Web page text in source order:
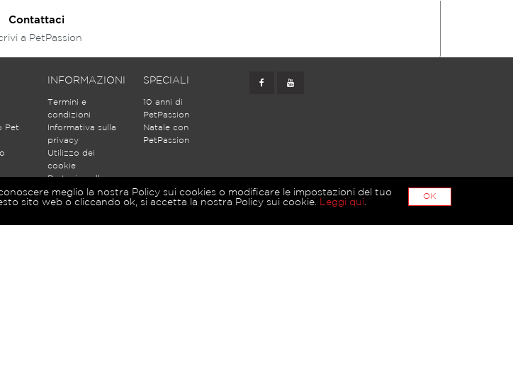
Contattaci
a PetPassion
Pet
INFORMAZIONI
Termini e
condizioni
Informativa sulla
privacy
Utilizzo dei
cookie
Partecipa alle
discussioni
Iscriviti
SPECIALI
10 anni di
PetPassion
Natale con
PetPassion
OK
meglio la nostra Policy sui cookies o modificare le impostazioni del tuo
sito web o cliccando ok, si accetta la nostra Policy sui cookie.
Leggi qui